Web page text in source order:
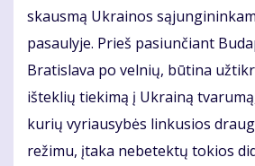
skausmą Ukrainos
pasaulyje. Prieš pasiunčiant
Bratislava po velnių, būtina
išteklių tiekimą į Ukrainą
kurių vyriausybės linkusios
režimu, įtaka nebetektų tokios